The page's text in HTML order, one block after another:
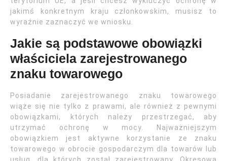
jakimś konkretnym kraju członkowskim, musisz to
wyraźnie zaznaczyć we wniosku.
Jakie są podstawowe obowiązki
właściciela zarejestrowanego
znaku towarowego
Posiadanie zarejestrowanego znaku towarowego
wiąże się nie tylko z prawami, ale również z pewnymi
obowiązkami, których należy przestrzegać, aby
utrzymać ochronę w mocy. Najważniejszym
obowiązkiem jest aktywne korzystanie ze znaku
towarowego w obrocie gospodarczym dla towarów lub